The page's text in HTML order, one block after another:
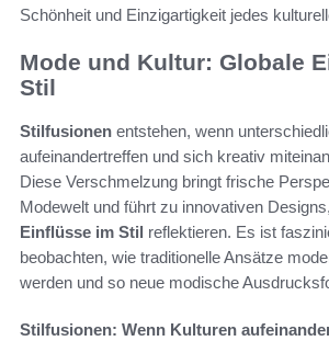
Schönheit und Einzigartigkeit jedes
Mode und Kultur: Globale
Stil
Stilfusionen entstehen, wenn
aufeinandertreffen und sich kreativ
Diese Verschmelzung bringt frische
Modewelt und führt zu innovativen
Einflüsse im Stil reflektieren. Es ist
beobachten, wie traditionelle Ansätze
werden und so neue modische
Stilfusionen: Wenn Kulturen